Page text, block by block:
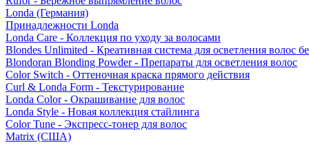
Londa (Германия)
Принадлежности Londa
Londa Care - Коллекция по уходу за волосами
Blondes Unlimited - Креативная система для осветления волос
Blondoran Blonding Powder - Препараты для осветления волос
Color Switch - Оттеночная краска прямого действия
Curl & Londa Form - Текстурирование
Londa Color - Окрашивание для волос
Londa Style - Новая коллекция стайлинга
Color Tune - Экспресс-тонер для волос
Matrix (США)